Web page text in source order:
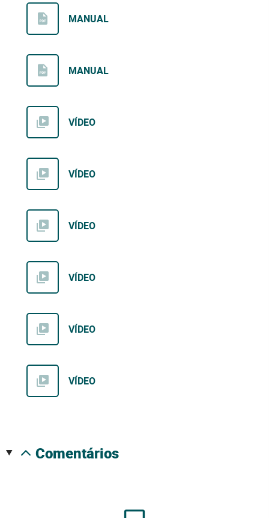
MANUAL
MANUAL
VÍDEO
VÍDEO
VÍDEO
VÍDEO
VÍDEO
VÍDEO
comentários